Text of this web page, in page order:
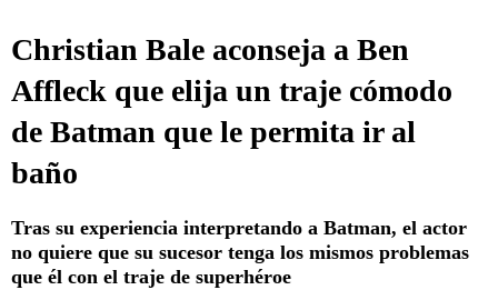
Christian Bale aconseja a Ben
Affleck que elija un traje cómodo
de Batman que le permita ir al
baño
Tras su experiencia interpretando a Batman, el actor
no quiere que su sucesor tenga los mismos problemas
que él con el traje de superhéroe